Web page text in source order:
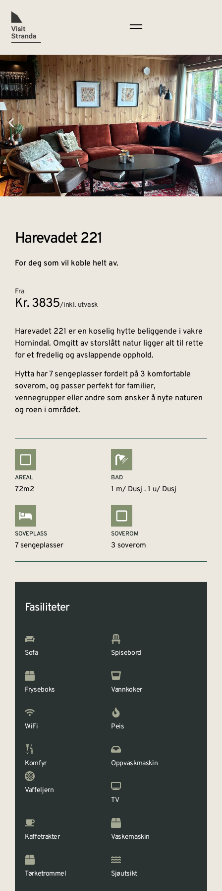
Harevadet 221
For deg som vil koble helt av.
Fra
Kr. 3835/inkl. utvask
Harevadet 221 er en koselig hytte beliggende i vakre
Hornindal. Omgitt av storslått natur ligger alt til rette
for et fredelig og avslappende opphold.
Hytta har 7 sengeplasser fordelt på 3 komfortable
soverom, og passer perfekt for familier,
vennegrupper eller andre som ønsker å nyte naturen
og roen i området.
AREAL
72m2
BAD
1 m/ Dusj . 1 u/ Dusj
SOVEPLASS
7 sengeplasser
SOVEROM
3 soverom
Fasiliteter
Sofa Spisebord
Fryseboks Vannkoker
WiFi Peis
Komfyr Oppvaskmaskin
Vaffeljern
TV
Kaffetrakter Vaskemaskin
Tørketrommel Sjøutsikt